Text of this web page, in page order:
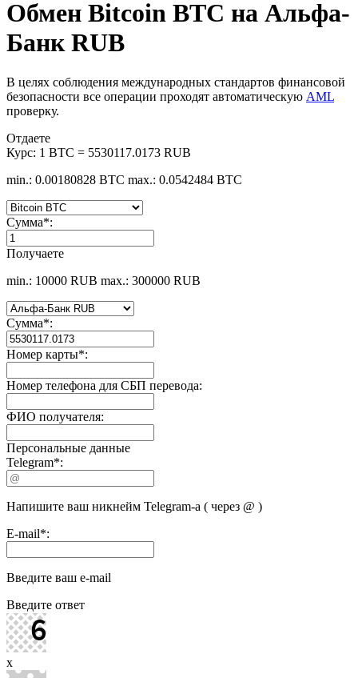
Обмен Bitcoin BTC на Альфа-
Банк RUB
В целях соблюдения международных стандартов финансовой
безопасности все операции проходят автоматическую AML
проверку.
Отдаете
Курс: 1 BTC = 5530117.0173 RUB
min.: 0.00180828 BTC max.: 0.0542484 BTC
Сумма*:
Получаете
min.: 10000 RUB max.: 300000 RUB
Сумма*:
Номер карты*:
Номер телефона для СБП перевода:
ФИО получателя:
Персональные данные
Telegram*:
Напишите ваш никнейм Telegram-а ( через @ )
E-mail*:
Введите ваш e-mail
Введите ответ
x